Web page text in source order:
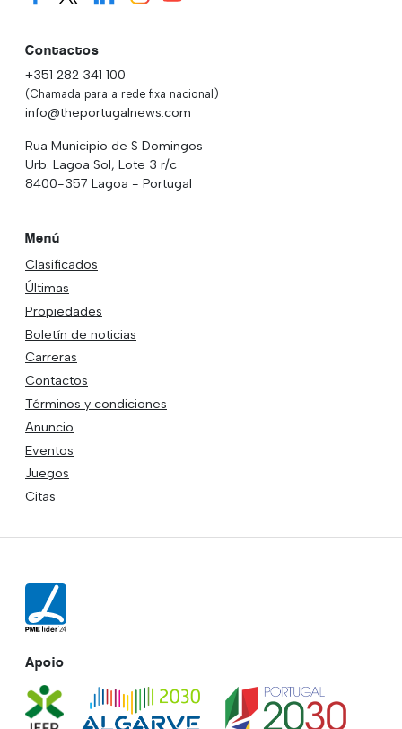
Contactos
+351 282 341 100
(Chamada para a rede fixa nacional)
info@theportugalnews.com
Rua Municipio de S Domingos
Urb. Lagoa Sol, Lote 3 r/c
8400-357 Lagoa - Portugal
Menú
Clasificados
Últimas
Propiedades
Boletín de noticias
Carreras
Contactos
Términos y condiciones
Anuncio
Eventos
Juegos
Citas
Apoio